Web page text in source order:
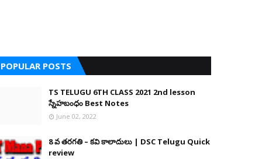
POPULAR POSTS
TS TELUGU 6TH CLASS 2021 2nd lesson
స్నేహబంధం Best Notes
June 02, 2022
8 వ తరగతి – కవి కాలాదులు | DSC Telugu Quick
review